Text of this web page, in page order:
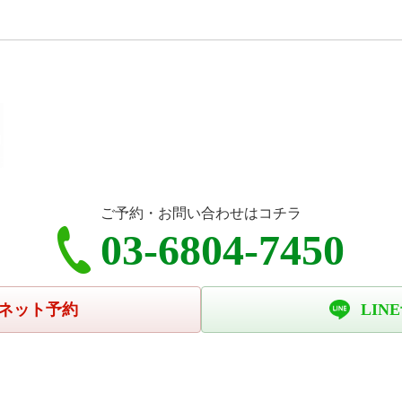
ご予約・お問い合わせはコチラ
03-6804-7450
ット予約 LINE